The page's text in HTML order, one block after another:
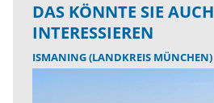
DAS KÖNNTE SIE AUCH
INTERESSIEREN
ISMANING (LANDKREIS MÜNCHEN)